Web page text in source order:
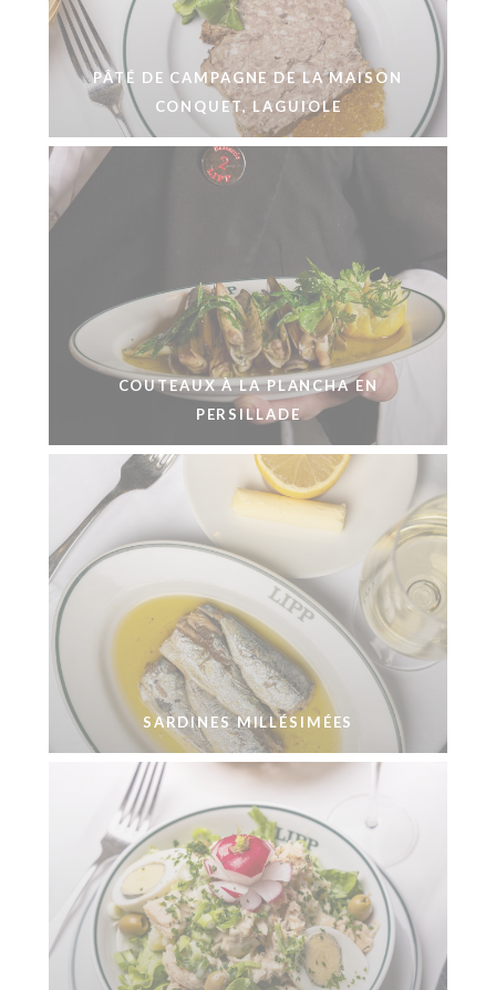
PÂTÉ DE CAMPAGNE DE LA MAISON
CONQUET, LAGUIOLE
COUTEAUX À LA PLANCHA EN
PERSILLADE
SARDINES MILLÉSIMÉES